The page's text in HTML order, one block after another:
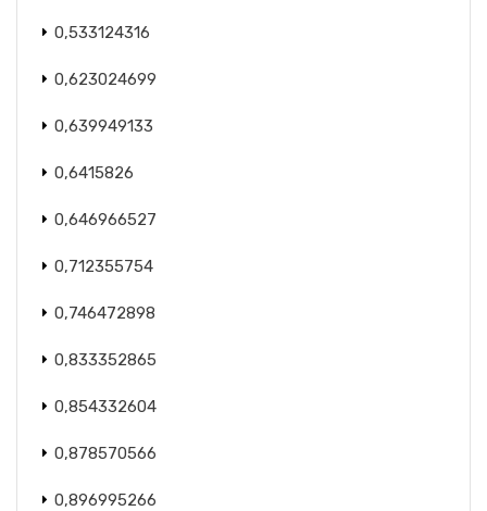
0,533124316
0,623024699
0,639949133
0,6415826
0,646966527
0,712355754
0,746472898
0,833352865
0,854332604
0,878570566
0,896995266